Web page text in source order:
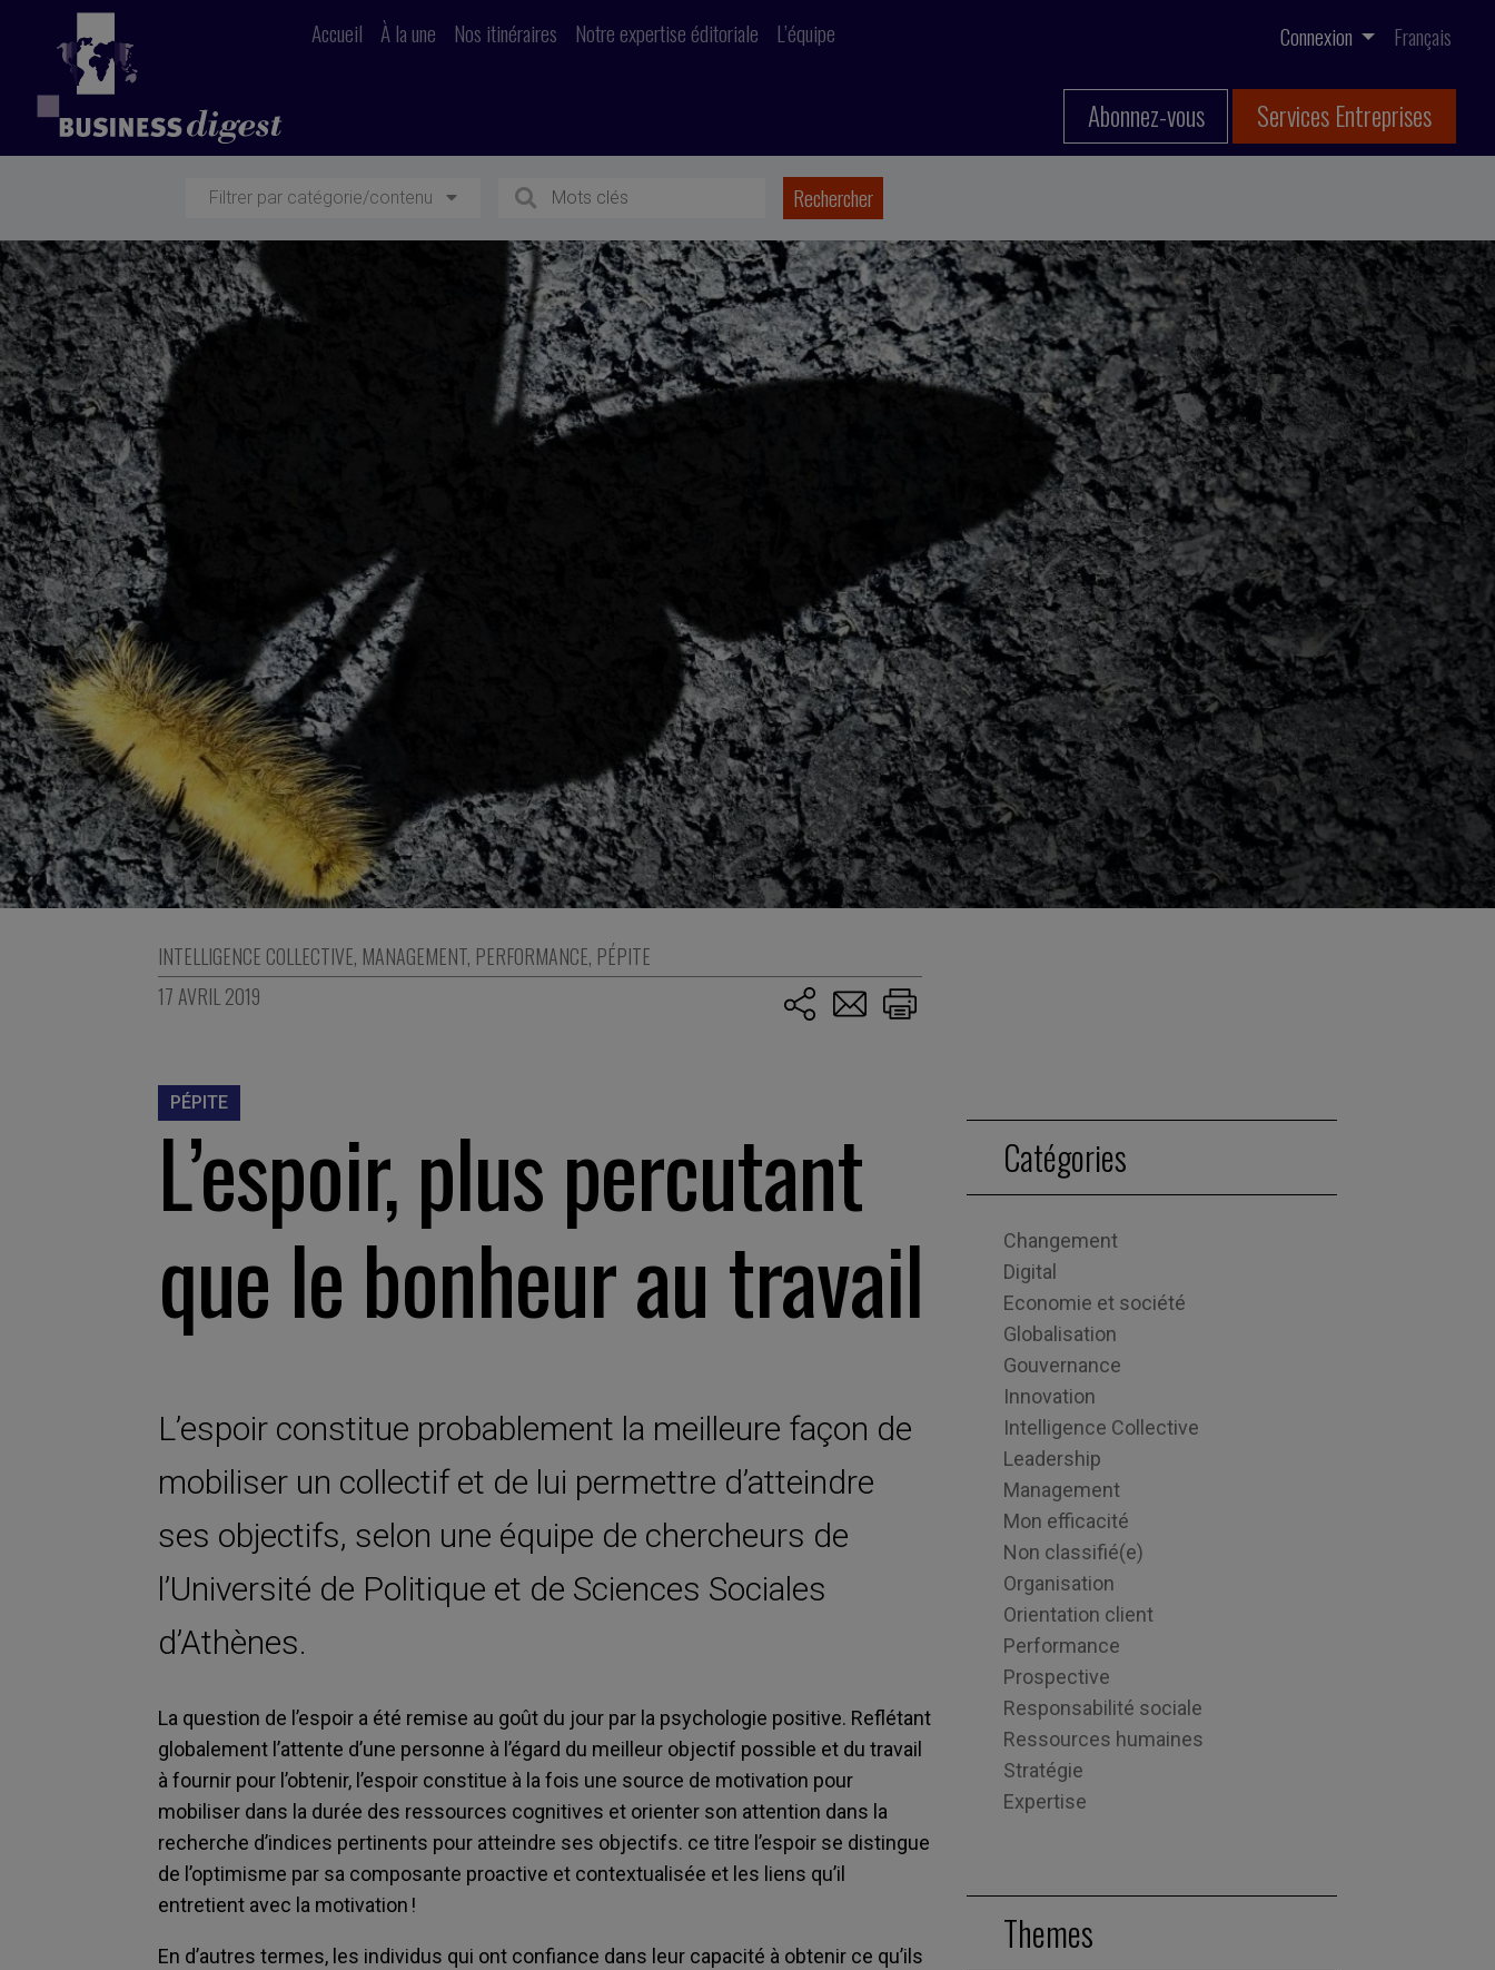
Accueil À la une Nos itinéraires Notre expertise éditoriale L’équipe Connexion Français
Abonnez-vous Services Entreprises
Filtrer par catégorie/contenu
INTELLIGENCE COLLECTIVE, MANAGEMENT, PERFORMANCE, PÉPITE
17 AVRIL 2019
PÉPITE
L’espoir, plus percutant
que le bonheur au travail
L’espoir constitue probablement la meilleure façon de
mobiliser un collectif et de lui permettre d’atteindre
ses objectifs, selon une équipe de chercheurs de
l’Université de Politique et de Sciences Sociales
d’Athènes.
La question de l’espoir a été remise au goût du jour par la psychologie positive. Reflétant
globalement l’attente d’une personne à l’égard du meilleur objectif possible et du travail
à fournir pour l’obtenir, l’espoir constitue à la fois une source de motivation pour
mobiliser dans la durée des ressources cognitives et orienter son attention dans la
recherche d’indices pertinents pour atteindre ses objectifs. ce titre l’espoir se distingue
de l’optimisme par sa composante proactive et contextualisée et les liens qu’il
entretient avec la motivation !
En d’autres termes, les individus qui ont confiance dans leur capacité à obtenir ce qu’ils
Catégories
Changement
Digital
Economie et société
Globalisation
Gouvernance
Innovation
Intelligence Collective
Leadership
Management
Mon efficacité
Non classifié(e)
Organisation
Orientation client
Performance
Prospective
Responsabilité sociale
Ressources humaines
Stratégie
Expertise
Themes